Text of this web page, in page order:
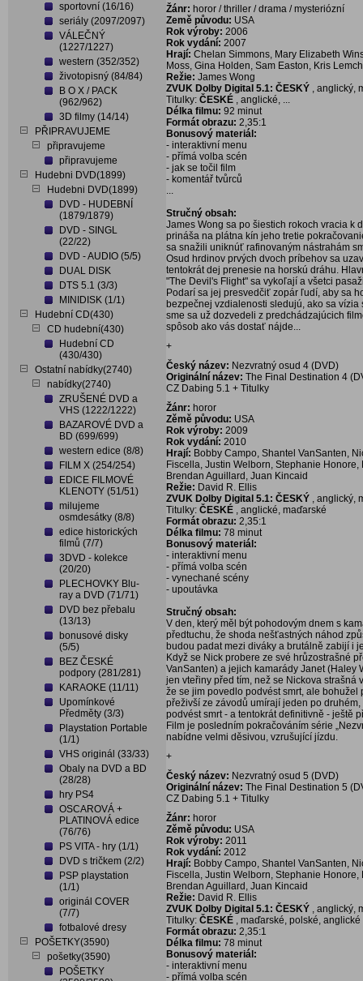
sportovní (16/16)
seriály (2097/2097)
VÁLEČNÝ
(1227/1227)
western (352/352)
životopisný (84/84)
B O X / PACK
(962/962)
3D filmy (14/14)
PŘIPRAVUJEME
připravujeme
připravujeme
Hudebni DVD(1899)
Hudebni DVD(1899)
DVD - HUDEBNÍ
(1879/1879)
DVD - SINGL
(22/22)
DVD - AUDIO (5/5)
DUAL DISK
DTS 5.1 (3/3)
MINIDISK (1/1)
Hudební CD(430)
CD hudební(430)
Hudební CD
(430/430)
Ostatní nabídky(2740)
nabídky(2740)
ZRUŠENÉ DVD a
VHS (1222/1222)
BAZAROVÉ DVD a
BD (699/699)
western edice (8/8)
FILM X (254/254)
EDICE FILMOVÉ
KLENOTY (51/51)
milujeme
osmdesátky (8/8)
edice historických
filmů (7/7)
3DVD - kolekce
(20/20)
PLECHOVKY Blu-
ray a DVD (71/71)
DVD bez přebalu
(13/13)
bonusové disky
(5/5)
BEZ ČESKÉ
podpory (281/281)
KARAOKE (11/11)
Upomínkové
Předměty (3/3)
Playstation Portable
(1/1)
VHS originál (33/33)
Obaly na DVD a BD
(28/28)
hry PS4
OSCAROVÁ +
PLATINOVÁ edice
(76/76)
PS VITA - hry (1/1)
DVD s tričkem (2/2)
PSP playstation
(1/1)
originál COVER
(7/7)
fotbalové dresy
POŠETKY(3590)
pošetky(3590)
POŠETKY
Žánr: horor / thriller / drama / mysteriózní
Země původu: USA
Rok výroby: 2006
Rok vydání: 2007
Hrají: Chelan Simmons, Mary Elizabeth
Moss, Gina Holden, Sam Easton, Kris
Režie: James Wong
ZVUK Dolby Digital 5.1: ČESKÝ , anglický,
Titulky: ČESKÉ , anglické, ...
Délka filmu: 92 minut
Formát obrazu: 2,35:1
Bonusový materiál:
- interaktivní menu
- přímá volba scén
- jak se točil film
- komentář tvůrců
...
Stručný obsah:
James Wong sa po šiestich rokoch vracia k
prináša na plátna kín jeho tretie
sa snažili uniknúť rafinovaným nástrahám
Osud hrdinov prvých dvoch príbehov sa
tentokrát dej prenesie na horskú dráhu.
"The Devil's Flight" sa vykoľají a všetci
Podarí sa jej presvedčiť zopár ľudí, aby sa
bezpečnej vzdialenosti sledujú, ako sa
sme sa už dozvedeli z predchádzajúcich
spôsob ako vás dostať nájde...
+
Český název: Nezvratný osud 4 (DVD)
Originální název: The Final Destination 4
CZ Dabing 5.1 + Titulky
Žánr: horor
Zěmě původu: USA
Rok výroby: 2009
Rok vydání: 2010
Hrají: Bobby Campo, Shantel VanSanten,
Fiscella, Justin Welborn, Stephanie
Brendan Aguillard, Juan Kincaid
Režie: David R. Ellis
ZVUK Dolby Digital 5.1: ČESKÝ , anglický,
Titulky: ČESKÉ , anglické, maďarské
Formát obrazu: 2,35:1
Délka filmu: 78 minut
Bonusový materiál:
- interaktivní menu
- přímá volba scén
- vynechané scény
- upoutávka
Stručný obsah:
V den, který měl být pohodovým dnem s
předtuchu, že shoda nešťastných náhod
budou padat mezi diváky a brutálně zabijí i
Když se Nick probere ze své hrůzostrašné
VanSanten) a jejich kamarády Janet
jen vteřiny před tím, než se Nickova
že se jim povedlo podvést smrt, ale
přeživší ze závodů umírají jeden po
podvést smrt - a tentokrát definitivně - ještě
Film je posledním pokračováním série
nabídne velmi děsivou, vzrušující jízdu.
+
Český název: Nezvratný osud 5 (DVD)
Originální název: The Final Destination 5
CZ Dabing 5.1 + Titulky
Žánr: horor
Zěmě původu: USA
Rok výroby: 2011
Rok vydání: 2012
Hrají: Bobby Campo, Shantel VanSanten,
Fiscella, Justin Welborn, Stephanie
Brendan Aguillard, Juan Kincaid
Režie: David R. Ellis
ZVUK Dolby Digital 5.1: ČESKÝ , anglický,
Titulky: ČESKÉ , maďarské, polské,
Formát obrazu: 2,35:1
Délka filmu: 78 minut
Bonusový materiál:
- interaktivní menu
- přímá volba scén